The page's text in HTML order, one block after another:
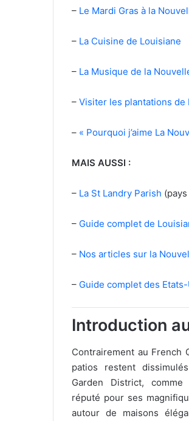
– Le Mardi Gras à la
– La Cuisine de Louisiane
– La Musique de la
– Visiter les plantations de
– « Pourquoi j’aime La
MAIS AUSSI :
– La St Landry Parish
– Guide complet de
– Nos articles sur la
– Guide complet des
Introduction
Contrairement au French
patios restent
Garden District,
réputé pour ses
autour de maisons